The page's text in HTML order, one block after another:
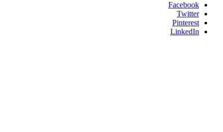
Facebook
Twitter
Pinterest
LinkedIn